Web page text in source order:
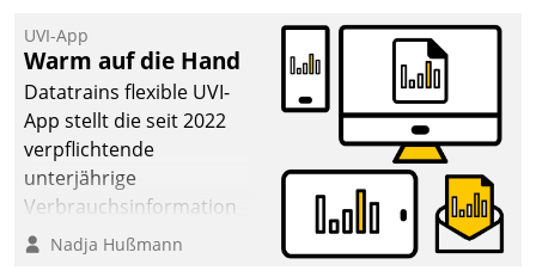
datengestützte
Entscheidungen.
UVI-App
Warm auf die Hand
Datatrains flexible UVI-
App stellt die seit 2022
verpflichtende
unterjährige
Verbrauchsinformation
schnell, zuverlässig und
Nadja Hußmann